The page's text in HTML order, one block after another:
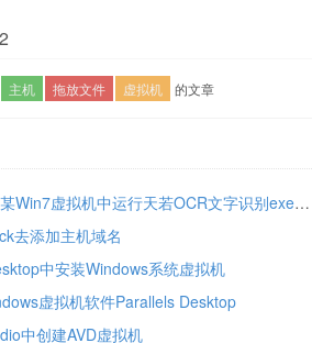
主机 拖放文件 虚拟机 的文章
【未解决】Mac中PD中某Win7虚拟机中运行天若OCR文字识别exe出错：has stopped working Close the program
去添加主机域名
中安装Windows系统虚拟机
虚拟机软件Parallels Desktop
中创建AVD虚拟机